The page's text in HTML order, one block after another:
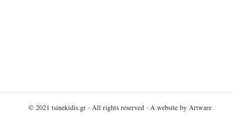
© 2021 tsinekidis.gr· All rights reserved · A website by Artware